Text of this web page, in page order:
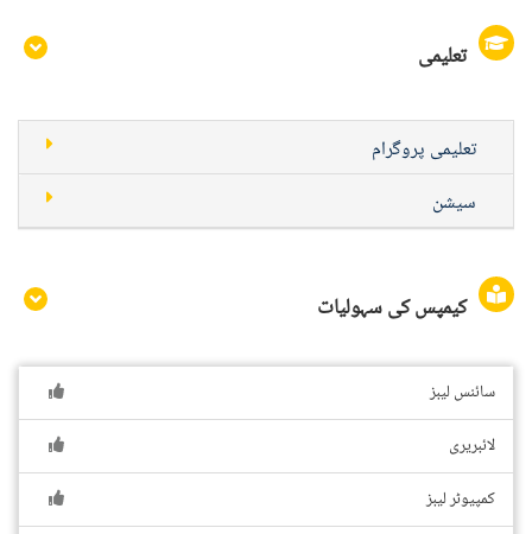
تعلیمی
تعلیمی پروگرام
سیشن
کیمپس کی سہولیات
سائنس لیبز
لائبریری
کمپیوٹر لیبز